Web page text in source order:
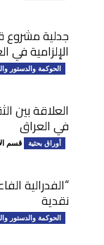
جدلية مشروع
الإلزامية في
الحوكمة والدستور
العلاقة بين
في العراق
أوراق بحثية قسم
“الفدرالية
نقدية
الحوكمة والدستور